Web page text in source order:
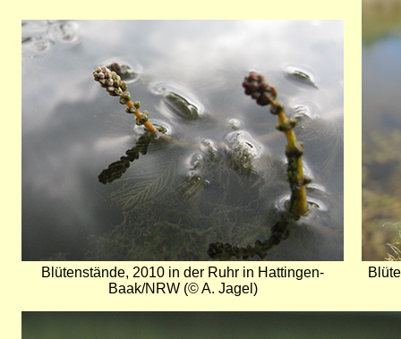
Bild
Blütenstände, 2010 in der Ruhr in Hattingen-
Baak/NRW (© A. Jagel)